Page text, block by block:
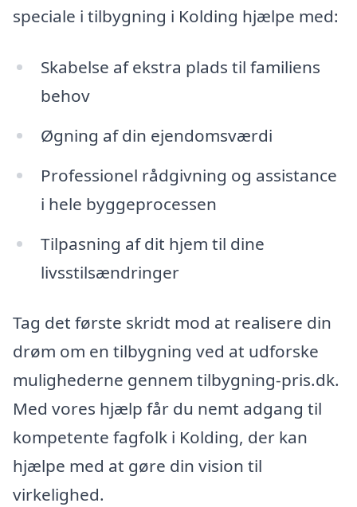
speciale i tilbygning i Kolding hjælpe med:
Skabelse af ekstra plads til familiens
behov
Øgning af din ejendomsværdi
Professionel rådgivning og assistance
i hele byggeprocessen
Tilpasning af dit hjem til dine
livsstilsændringer
Tag det første skridt mod at realisere din
drøm om en tilbygning ved at udforske
mulighederne gennem tilbygning-pris.dk.
Med vores hjælp får du nemt adgang til
kompetente fagfolk i Kolding, der kan
hjælpe med at gøre din vision til
virkelighed.